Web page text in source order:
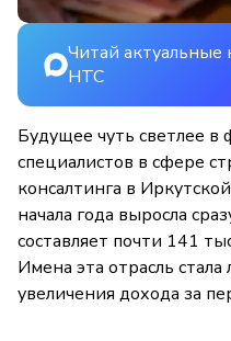
Читай актуальные
НТС
Будущее чуть светлее в
специалистов в сфере
консалтинга в
начала года выросла
составляет почти 141
Имена эта отрасль
увеличения дохода за